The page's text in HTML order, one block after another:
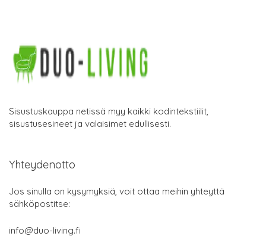
Sisustuskauppa netissä myy kaikki kodintekstiilit,
sisustusesineet ja valaisimet edullisesti.
Yhteydenotto
Jos sinulla on kysymyksiä, voit ottaa meihin yhteyttä
sähköpostitse:
info@duo-living.fi